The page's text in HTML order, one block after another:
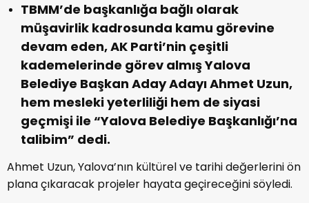
TBMM’de başkanlığa bağlı olarak
müşavirlik kadrosunda kamu görevine
devam eden, AK Parti’nin çeşitli
kademelerinde görev almış Yalova
Belediye Başkan Aday Adayı Ahmet Uzun,
hem mesleki yeterliliği hem de siyasi
geçmişi ile “Yalova Belediye Başkanlığı’na
talibim” dedi.
Ahmet Uzun, Yalova’nın kültürel ve tarihi değerlerini ön
plana çıkaracak projeler hayata geçireceğini söyledi.